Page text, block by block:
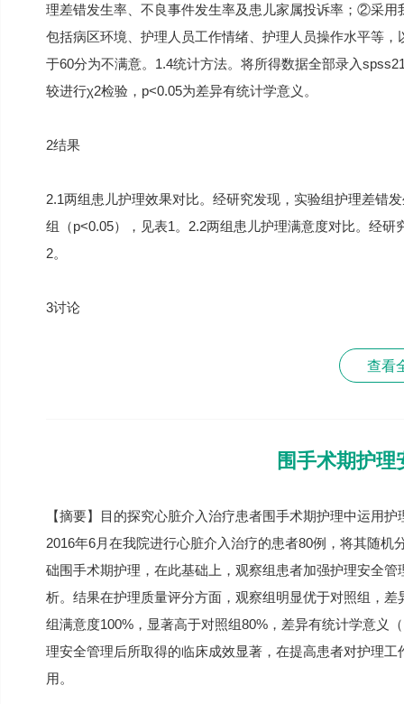
理差错发生率、不良事件发生率及患儿家属投诉率；②采
包括病区环境、护理人员工作情绪、护理人员操作水平等
于60分为不满意。1.4统计方法。将所得数据全部录入
较进行χ2检验，p<0.05为差异有统计学意义。
2结果
2.1两组患儿护理效果对比。经研究发现，实验组护理差错
组（p<0.05），见表1。2.2两组患儿护理满意度对比。经
2。
3讨论
查看
围手术期护
【摘要】目的探究心脏介入治疗患者围手术期护理中运用
2016年6月在我院进行心脏介入治疗的患者80例，将其随
础围手术期护理，在此基础上，观察组患者加强护理安全
析。结果在护理质量评分方面，观察组明显优于对照组，
组满意度100%，显著高于对照组80%，差异有统计学意义
理安全管理后所取得的临床成效显著，在提高患者对护理
用。